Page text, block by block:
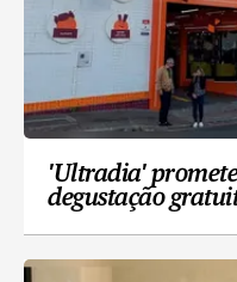
'Ultradia' promete
degustação